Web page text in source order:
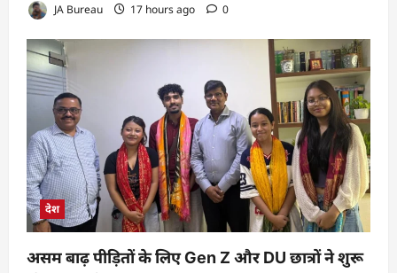
JA Bureau 17 hours ago 0
देश
असम बाढ़ पीड़ितों के लिए Gen Z और DU छात्रों ने शुरू